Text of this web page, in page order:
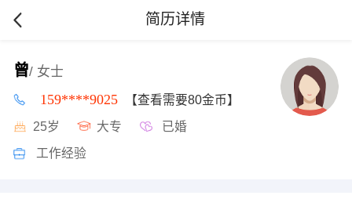
简历详情
曾/ 女士
159****9025 【查看需要80金币】
25岁 大专 已婚
工作经验